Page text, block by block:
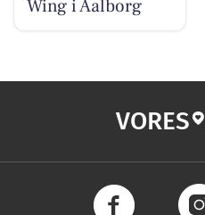
Wing i Aalborg
VORES